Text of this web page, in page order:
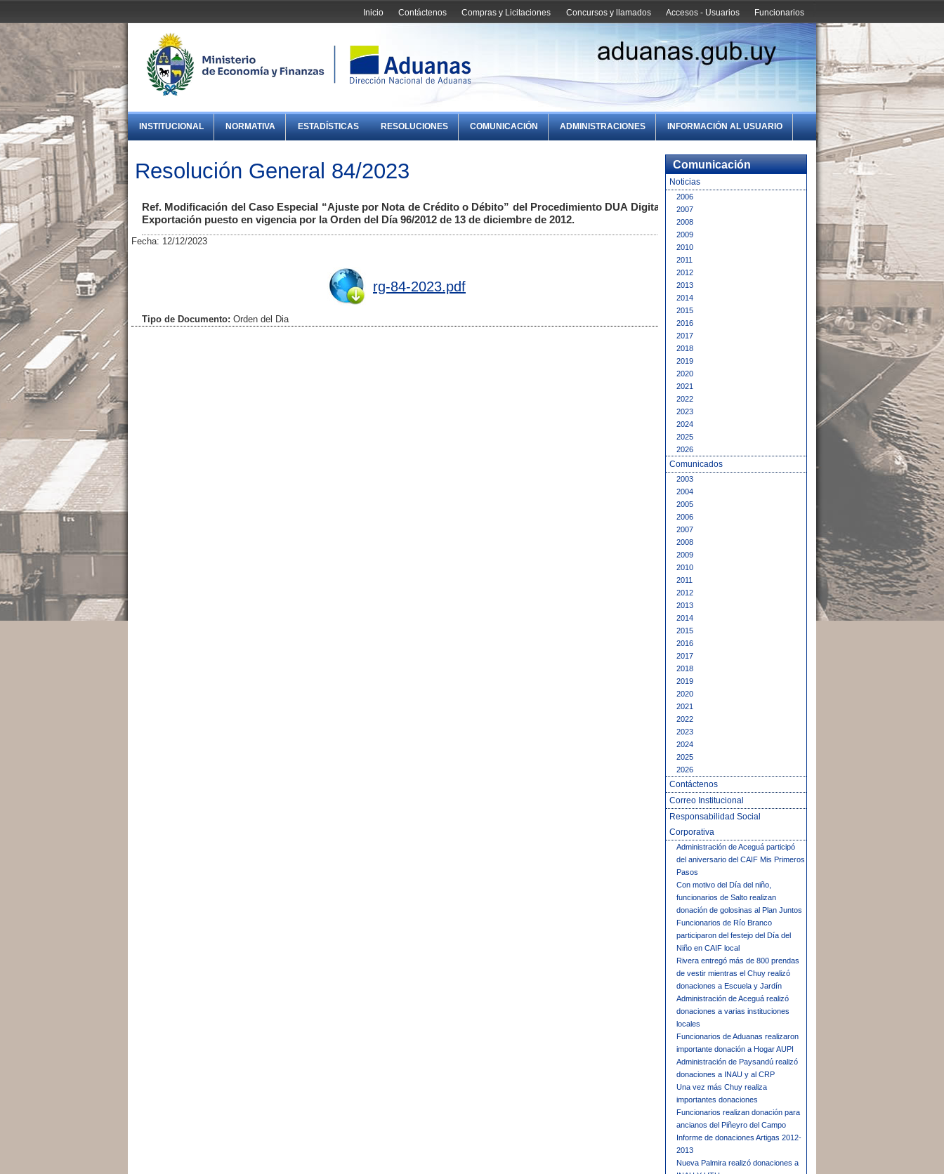
Funcionarios
Accesos - Usuarios
Concursos y llamados
Compras y Licitaciones
Contáctenos
Inicio
INSTITUCIONAL NORMATIVA ESTADÍSTICAS RESOLUCIONES COMUNICACIÓN ADMINISTRACIONES INFORMACIÓN AL USUARIO
Resolución General 84/2023
Ref. Modificación del Caso Especial “Ajuste por Nota de Crédito o Débito” del Procedimiento DUA Digital -
Exportación puesto en vigencia por la Orden del Día 96/2012 de 13 de diciembre de 2012.
Fecha: 12/12/2023
rg-84-2023.pdf
Tipo de Documento: Orden del Dia
Comunicación
Noticias
2006
2007
2008
2009
2010
2011
2012
2013
2014
2015
2016
2017
2018
2019
2020
2021
2022
2023
2024
2025
2026
Comunicados
2003
2004
2005
2006
2007
2008
2009
2010
2011
2012
2013
2014
2015
2016
2017
2018
2019
2020
2021
2022
2023
2024
2025
2026
Contáctenos
Correo Institucional
Responsabilidad Social
Corporativa
Administración de Aceguá participó
del aniversario del CAIF Mis Primeros
Pasos
Con motivo del Día del niño,
funcionarios de Salto realizan
donación de golosinas al Plan Juntos
Funcionarios de Río Branco
participaron del festejo del Día del
Niño en CAIF local
Rivera entregó más de 800 prendas
de vestir mientras el Chuy realizó
donaciones a Escuela y Jardín
Administración de Aceguá realizó
donaciones a varias instituciones
locales
Funcionarios de Aduanas realizaron
importante donación a Hogar AUPI
Administración de Paysandú realizó
donaciones a INAU y al CRP
Una vez más Chuy realiza
importantes donaciones
Funcionarios realizan donación para
ancianos del Piñeyro del Campo
Informe de donaciones Artigas 2012-
2013
Nueva Palmira realizó donaciones a